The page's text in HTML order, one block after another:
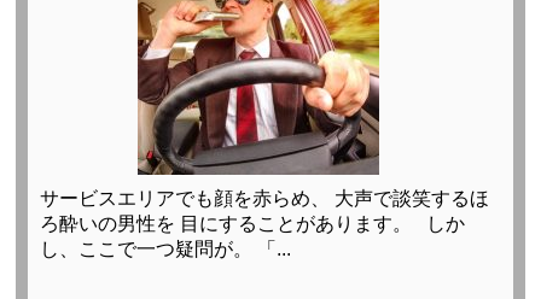
サービスエリアでも顔を赤らめ、 大声で談笑するほ
ろ酔いの男性を 目にすることがあります。 しか
し、ここで一つ疑問が。 「...